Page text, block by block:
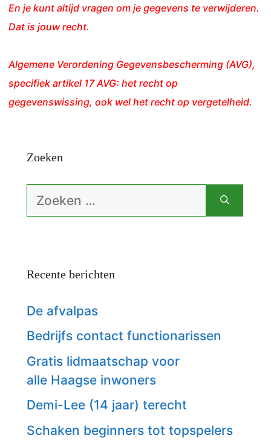
En je kunt altijd vragen om je gegevens te verwijderen.
Dat is jouw recht.
Algemene Verordening Gegevensbescherming (AVG),
specifiek artikel 17 AVG: het recht op
gegevenswissing, ook wel het recht op vergetelheid.
Zoeken
Zoek
Recente berichten
De afvalpas
Bedrijfs contact functionarissen
Gratis lidmaatschap voor
alle Haagse inwoners
Demi-Lee (14 jaar) terecht
Schaken beginners tot topspelers